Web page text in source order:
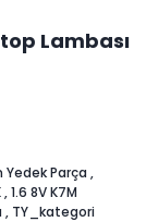
Lambası
Yedek Parça ,
,1.6 8V K7M
, TY_kategori